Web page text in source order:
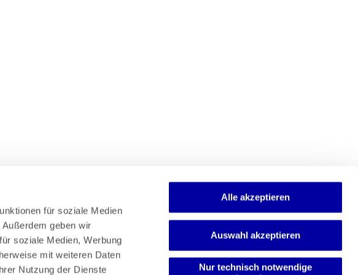
für soziale Medien
geben wir
soziale Medien, Werbung
mit weiteren Daten
Nutzung der Dienste
Alle akzeptieren
Auswahl akzeptieren
Nur technisch notwendige
Newsletter
Mediadaten
Media-Center